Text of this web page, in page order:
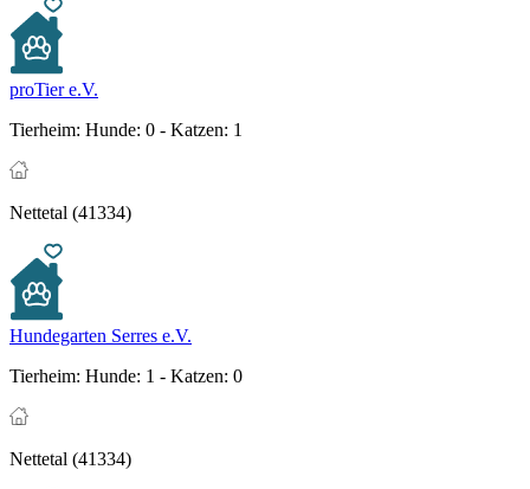
proTier e.V.
Tierheim: Hunde: 0 - Katzen: 1
Nettetal (41334)
Hundegarten Serres e.V.
Tierheim: Hunde: 1 - Katzen: 0
Nettetal (41334)